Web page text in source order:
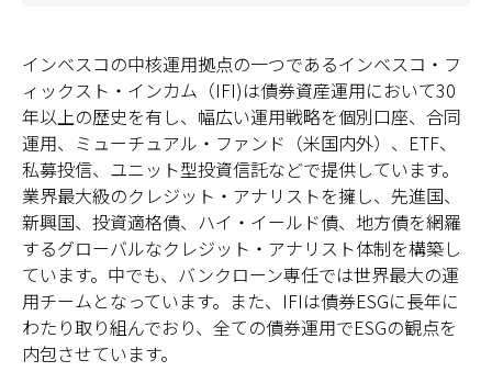
インベスコの中核運用拠点の一つであるインベスコ・フ
ィックスト・インカム（IFI)は債券資産運用において30
年以上の歴史を有し、幅広い運用戦略を個別口座、合同
運用、ミューチュアル・ファンド（米国内外）、ETF、
私募投信、ユニット型投資信託などで提供しています。
業界最大級のクレジット・アナリストを擁し、先進国、
新興国、投資適格債、ハイ・イールド債、地方債を網羅
するグローバルなクレジット・アナリスト体制を構築し
ています。中でも、バンクローン専任では世界最大の運
用チームとなっています。また、IFIは債券ESGに長年に
わたり取り組んでおり、全ての債券運用でESGの観点を
内包させています。